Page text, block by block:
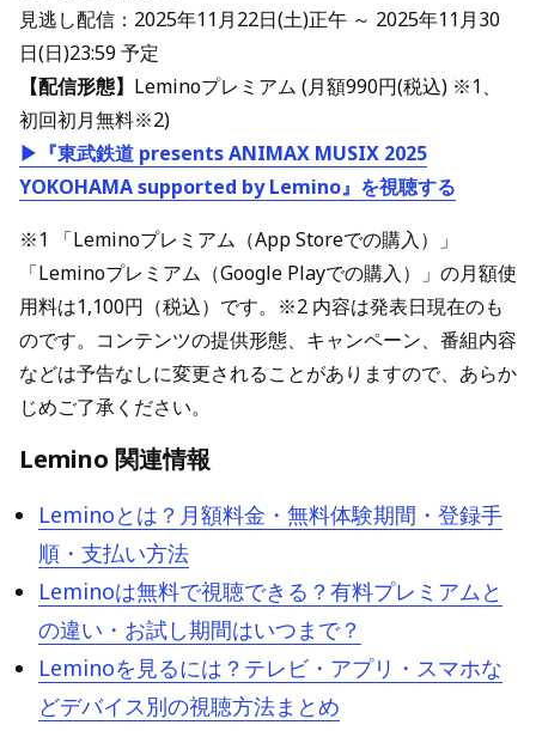
見逃し配信：2025年11月22日(土)正午 ～ 2025年11月30
日(日)23:59 予定
【配信形態】 Leminoプレミアム (月額990円(税込) ※1、
初回初月無料※2)
▶『東武鉄道 presents ANIMAX MUSIX 2025
YOKOHAMA supported by Lemino』を視聴する
※1 「Leminoプレミアム（App Storeでの購入）」
「Leminoプレミアム（Google Playでの購入）」の月額使
用料は1,100円（税込）です。※2 内容は発表日現在のも
のです。コンテンツの提供形態、キャンペーン、番組内容
などは予告なしに変更されることがありますので、あらか
じめご了承ください。
Lemino 関連情報
Leminoとは？月額料金・無料体験期間・登録手
順・支払い方法
Leminoは無料で視聴できる？有料プレミアムと
の違い・お試し期間はいつまで？
Leminoを見るには？テレビ・アプリ・スマホな
どデバイス別の視聴方法まとめ